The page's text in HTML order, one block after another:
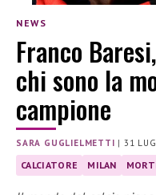
NEWS
Franco
chi sono la
campione
SARA GUGLIELMETTI |31
CALCIATORE MILAN